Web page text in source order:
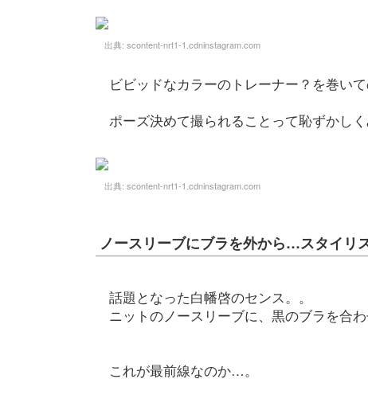
出典: scontent-nrt1-1.cdninstagram.com
ビビッドなカラーのトレーナー？を巻いて
ポーズ決めて撮られることって恥ずかしく
出典: scontent-nrt1-1.cdninstagram.com
ノースリーブにブラを外から…スタイリ
話題となった白幡啓のセンス。。
ニットのノースリーブに、黒のブラを合わ
これが最前線なのか…。